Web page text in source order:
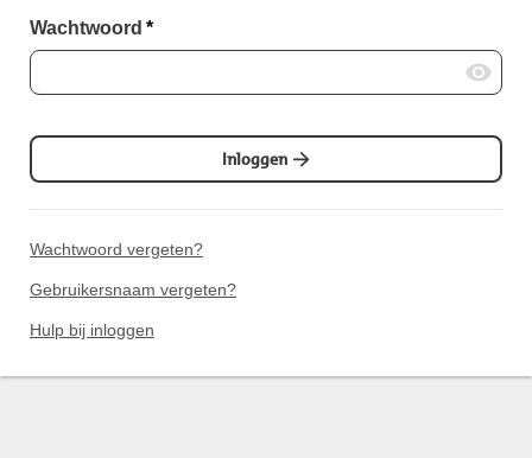
Wachtwoord *
Inloggen
Wachtwoord vergeten?
Gebruikersnaam vergeten?
Hulp bij inloggen